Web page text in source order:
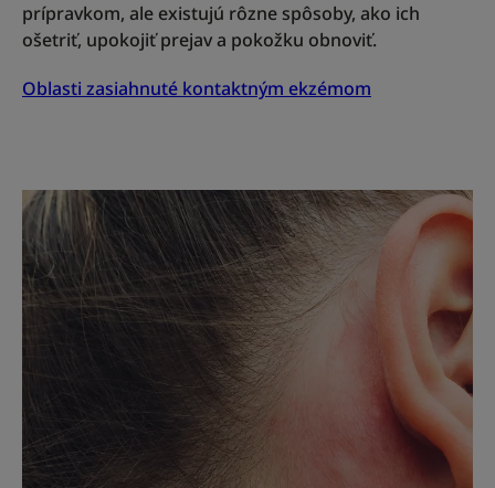
prípravkom, ale existujú rôzne spôsoby, ako ich
ošetriť, upokojiť prejav a pokožku obnoviť.
Oblasti zasiahnuté kontaktným ekzémom